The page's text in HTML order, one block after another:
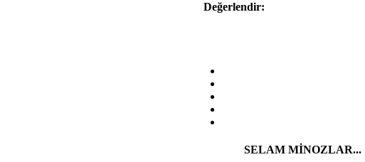
Değerlendir:
SELAM MİNOZLAR...